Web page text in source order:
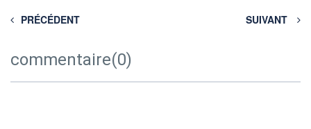
PRÉCÉDENT SUIVANT
commentaire(0)